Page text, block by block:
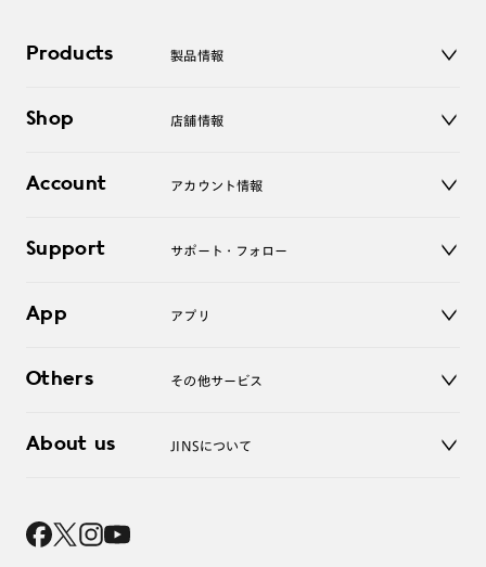
Products 製品情報
サングラス
コンタクトレンズ
アクセサリー
Shop 店舗情報
オンラインショップ
Account アカウント情報
ログアウト
Support サポート・フォロー
よくあるご質問
お問い合わせ
App アプリ
Others その他サービス
レンズ交換
About us JINSについて
採用情報